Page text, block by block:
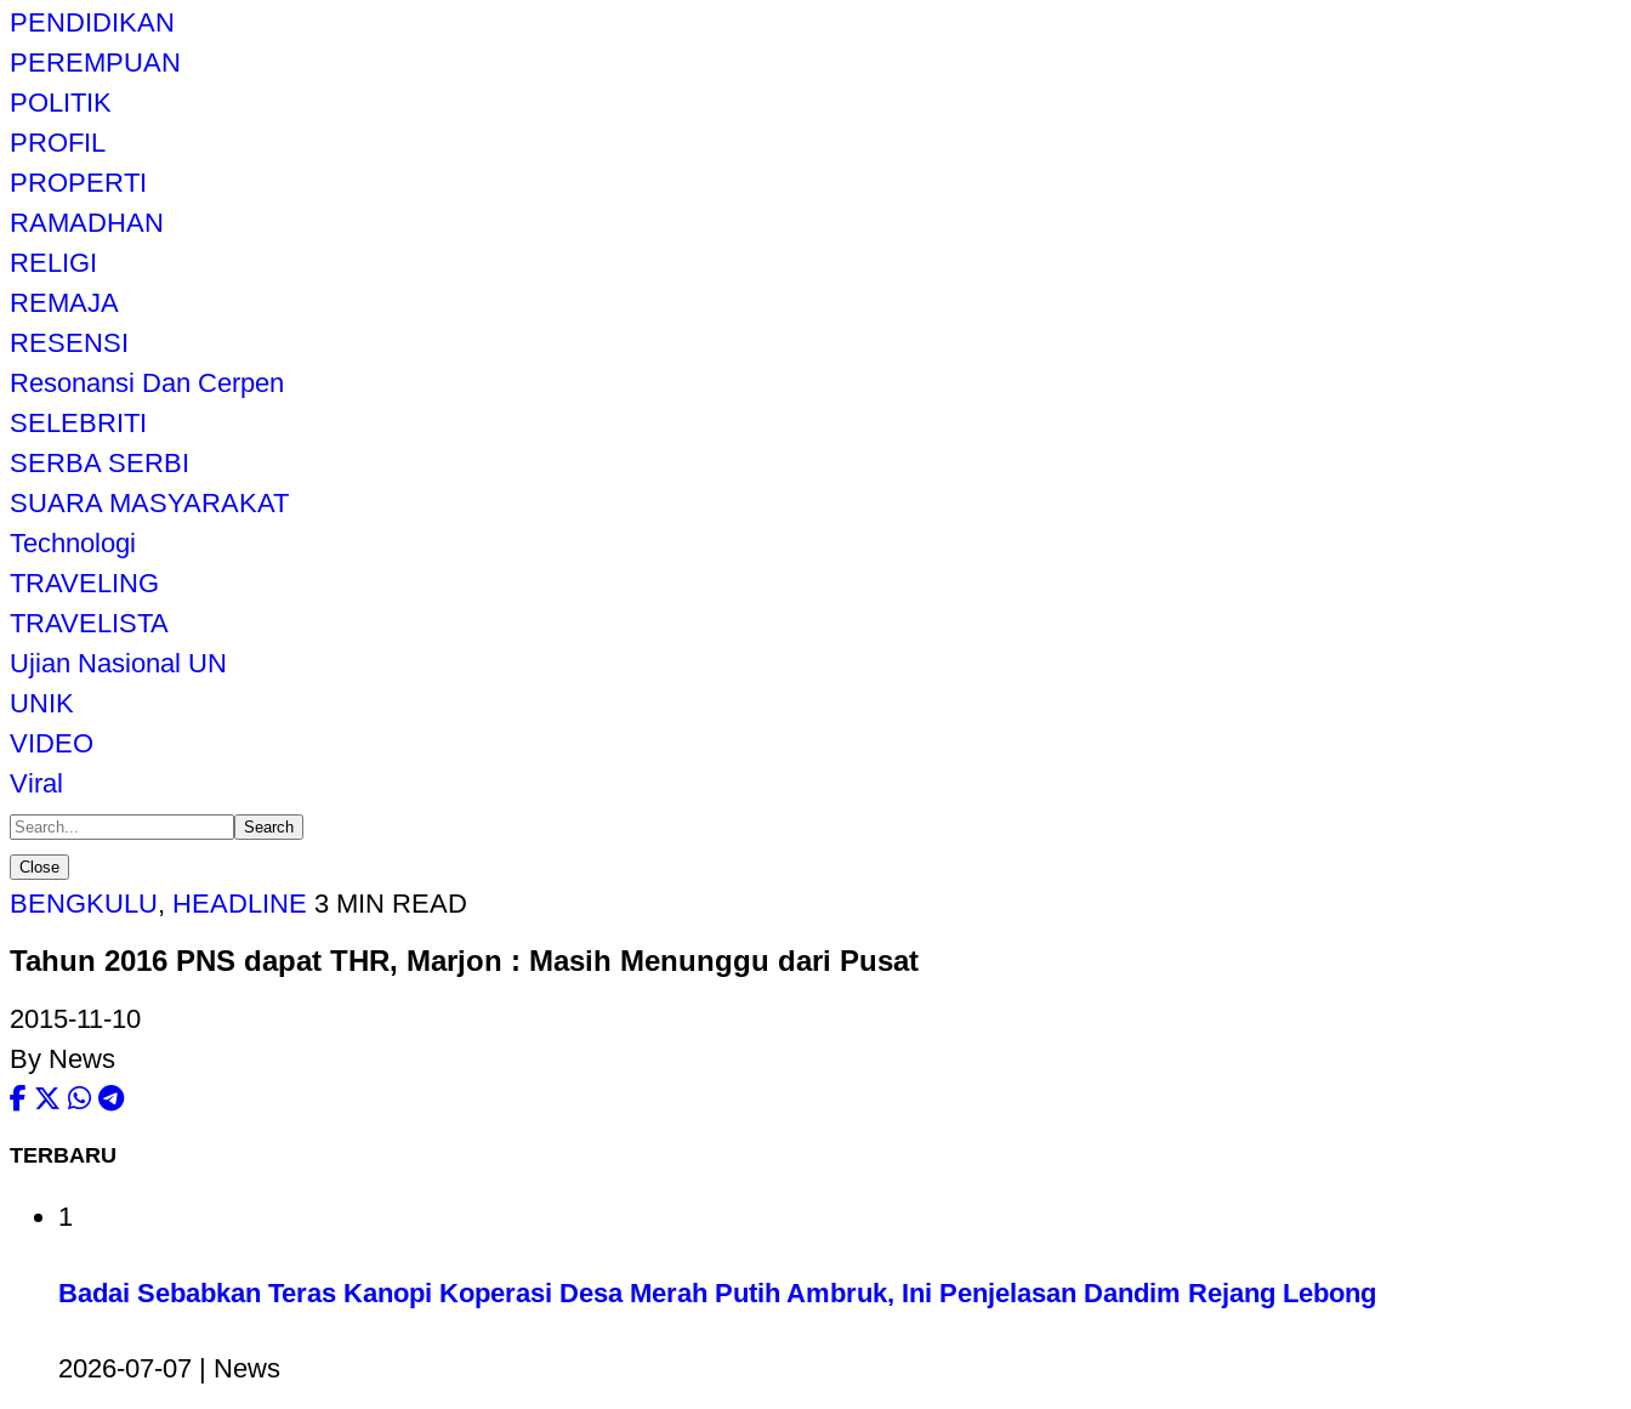
PENDIDIKAN
PEREMPUAN
POLITIK
PROFIL
PROPERTI
RAMADHAN
RELIGI
REMAJA
RESENSI
Resonansi Dan Cerpen
SELEBRITI
SERBA SERBI
SUARA MASYARAKAT
Technologi
TRAVELING
TRAVELISTA
Ujian Nasional UN
UNIK
VIDEO
Viral
Search
Close
BENGKULU, HEADLINE 3 MIN READ
Tahun 2016 PNS dapat THR, Marjon : Masih Menunggu dari Pusat
2015-11-10
By News
TERBARU
1
Badai Sebabkan Teras Kanopi Koperasi Desa Merah Putih Ambruk, Ini Penjelasan Dandim Rejang Lebong
2026-07-07 | News